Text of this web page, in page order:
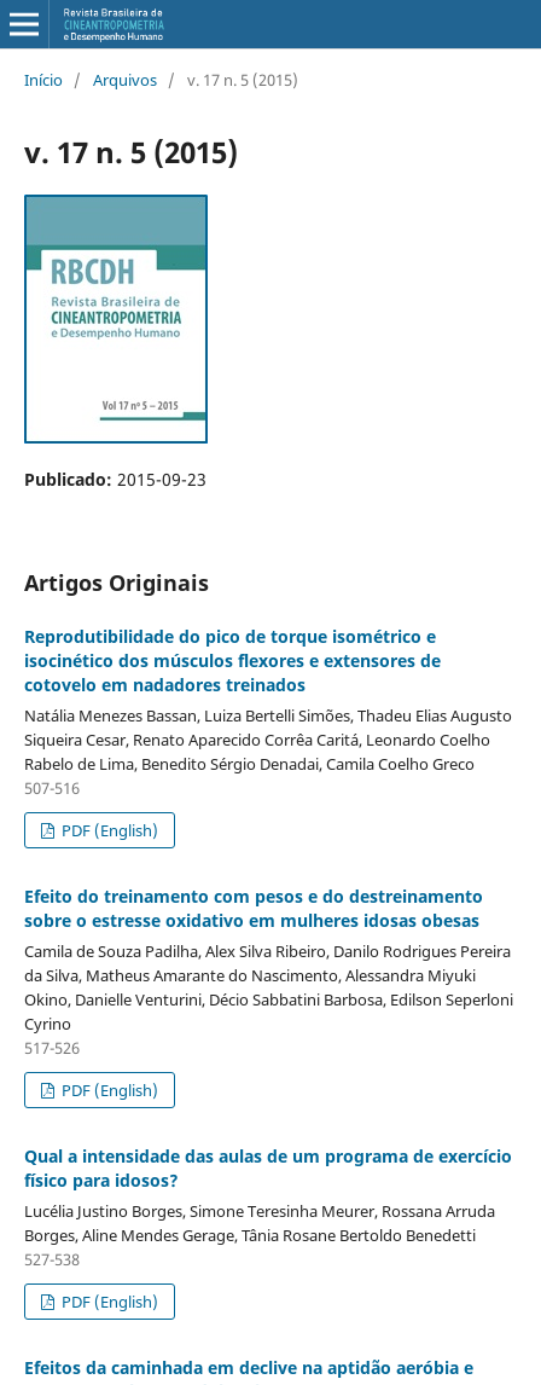
Início / Arquivos / v. 17 n. 5 (2015)
v. 17 n. 5 (2015)
Publicado: 2015-09-23
Artigos Originais
Reprodutibilidade do pico de torque isométrico e
isocinético dos músculos flexores e extensores de
cotovelo em nadadores treinados
Natália Menezes Bassan, Luiza Bertelli Simões, Thadeu Elias Augusto
Siqueira Cesar, Renato Aparecido Corrêa Caritá, Leonardo Coelho
Rabelo de Lima, Benedito Sérgio Denadai, Camila Coelho Greco
507-516
PDF (English)
Efeito do treinamento com pesos e do destreinamento
sobre o estresse oxidativo em mulheres idosas obesas
Camila de Souza Padilha, Alex Silva Ribeiro, Danilo Rodrigues Pereira
da Silva, Matheus Amarante do Nascimento, Alessandra Miyuki
Okino, Danielle Venturini, Décio Sabbatini Barbosa, Edilson Seperloni
Cyrino
517-526
PDF (English)
Qual a intensidade das aulas de um programa de exercício
físico para idosos?
Lucélia Justino Borges, Simone Teresinha Meurer, Rossana Arruda
Borges, Aline Mendes Gerage, Tânia Rosane Bertoldo Benedetti
527-538
PDF (English)
Efeitos da caminhada em declive na aptidão aeróbia e